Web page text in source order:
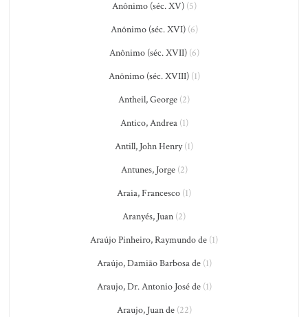
Anônimo (séc. XV)(5)
Anônimo (séc. XVI)(6)
Anônimo (séc. XVII)(6)
Anônimo (séc. XVIII)(1)
Antheil, George (2)
Antico, Andrea(1)
Antill, John Henry(1)
Antunes, Jorge(2)
Araia, Francesco (1)
Aranyés, Juan (2)
Araújo Pinheiro, Raymundo de (1)
Araújo, Damião Barbosa de(1)
Araujo, Dr. Antonio José de(1)
Araujo, Juan de(22)